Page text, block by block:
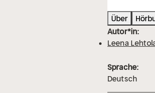
Über
Autor*in:
Leena
Sprache:
Deutsch